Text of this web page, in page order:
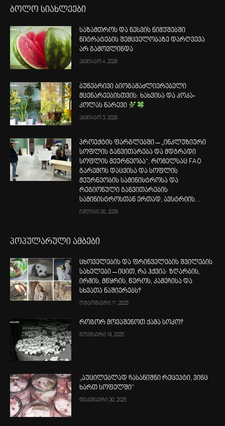
ბოლო სიახლეები
საზამთროს და ნესვის ნიმუშებში
ნიტრატების შემცველობაზე დარღვევა
არ გამოვლინდა
აგვისტო 4, 2026
ბუნებრივი ბიოგამაძლიერებელი
მცენარეებისთვის: ხახვისა და კოკა-
კოლას ნარევი
აგვისტო 3, 2026
პროექტის ფარგლებში – „ინკლუზიური
სოფლის განვითარება და მდგრადი
სოფლის მეურნეობა“, რომელსაც FAO
გარემოს დაცვისა და სოფლის
მეურნეობის სამინისტროსა და
რეგიონული განვითარების
სამინისტროსთან ერთად, ავსტრიის...
ივლისი 30, 2026
პოპულარული ამბები
ცხოველების და ფრინველების შვილების
სახელები – იცით, რა ჰქვია: ზღარბის,
ირმის, მწყრის, წეროს, კამეჩისა და
სხვათა ნაშიერებს?
ოქტომბერი 11, 2025
როგორ მოვაშენოთ ქამა სოკო?
ნოემბერი 18, 2025
„აუცილებლად ჩასანიშნი რეცეპტი, ვინც
ხართ სოფელში“
დეკემბერი 30, 2025